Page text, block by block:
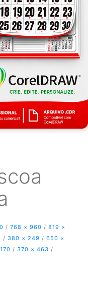
/ 768 × 960 / 819 ×
/ 380 × 249 / 650 ×
/ 370 × 463 /